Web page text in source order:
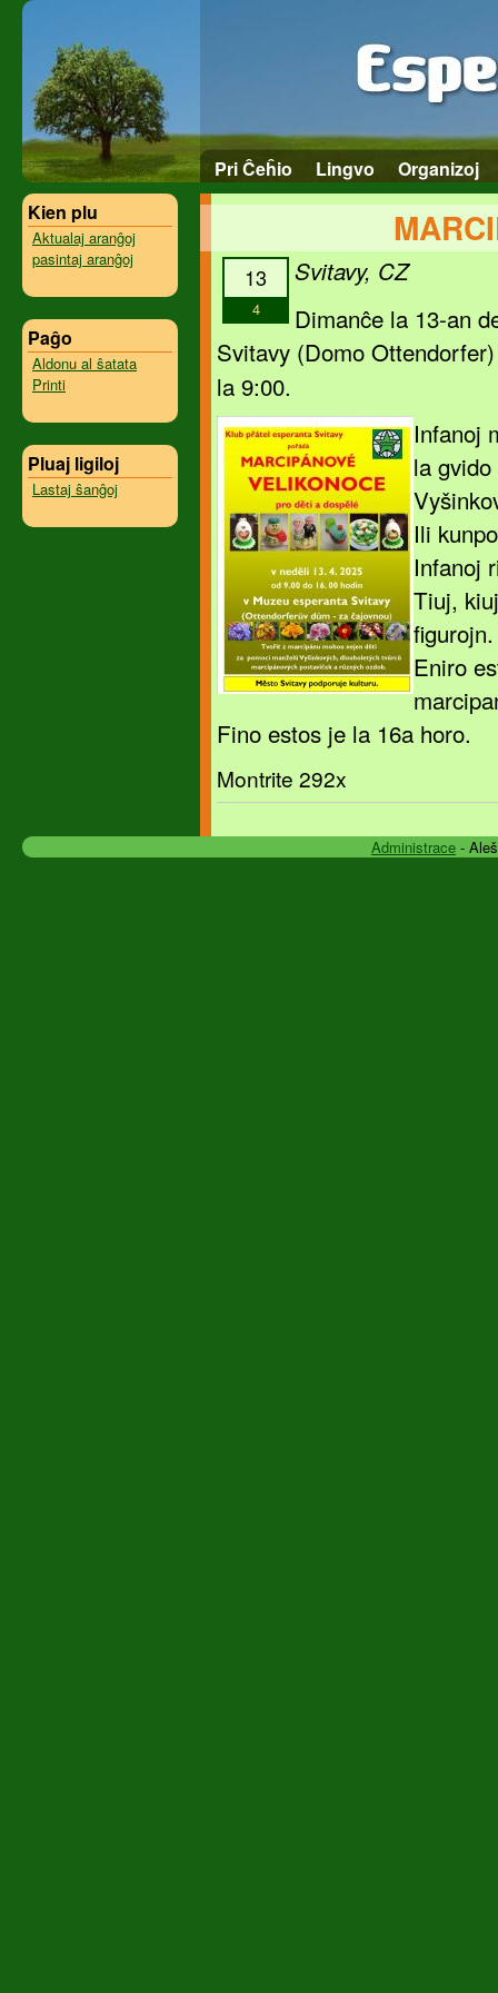
Pri Ĉeĥio Lingvo
Organizoj
Kien plu
Aktualaj aranĝoj
pasintaj aranĝoj
Paĝo
Aldonu al ŝatata
Printi
Pluaj ligiloj
Lastaj ŝanĝoj
13
4
Svitavy, CZ
Dimanĉe la 13-an
Svitavy (Domo
la 9:00.
Infanoj
la
Ili
Infanoj
Tiuj,
figurojn.
Eniro
Fino estos je la 16a horo.
Montrite 292x
Administrace -